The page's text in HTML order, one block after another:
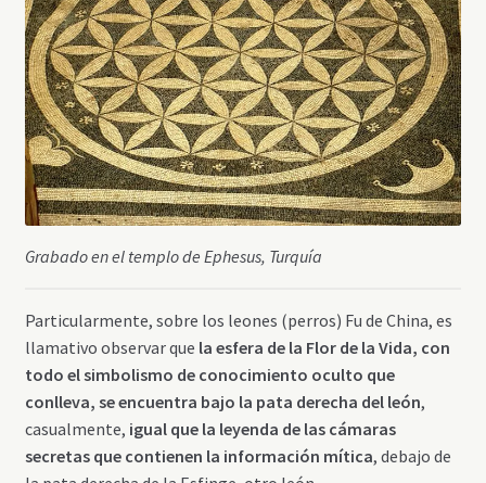
Grabado en el templo de Ephesus, Turquía
Particularmente, sobre los leones (perros) Fu de China, es
llamativo observar que la esfera de la Flor de la Vida, con
todo el simbolismo de conocimiento oculto que
conlleva, se encuentra bajo la pata derecha del león,
casualmente, igual que la leyenda de las cámaras
secretas que contienen la información mítica, debajo de